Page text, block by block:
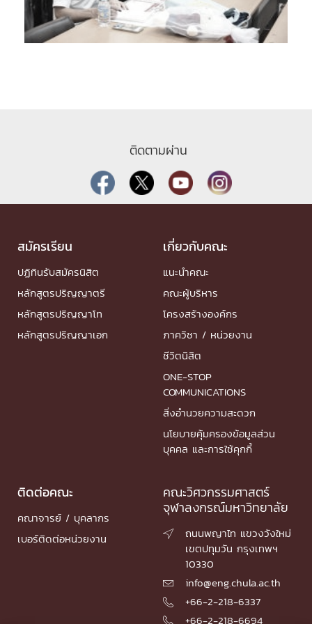
ติดตามผ่าน
สมัครเรียน
ปฏิทินรับสมัครนิสิต
หลักสูตรปริญญาตรี
หลักสูตรปริญญาโท
หลักสูตรปริญญาเอก
เกี่ยวกับคณะ
แนะนำคณะ
คณะผู้บริหาร
โครงสร้างองค์กร
ภาควิชา / หน่วยงาน
ชีวิตนิสิต
ONE-STOP
COMMUNICATIONS
สิ่งอำนวยความสะดวก
นโยบายคุ้มครองข้อมูลส่วน
บุคคล และการใช้คุกกี้
ติดต่อคณะ
คณาจารย์ / บุคลากร
เบอร์ติดต่อหน่วยงาน
คณะวิศวกรรมศาสตร์
จุฬาลงกรณ์มหาวิทยาลัย

ถนนพญาไท แขวงวังใหม่
เขตปทุมวัน กรุงเทพฯ
10330
 info@eng.chula.ac.th
 +66-2-218-6337
 +66-2-218-6694